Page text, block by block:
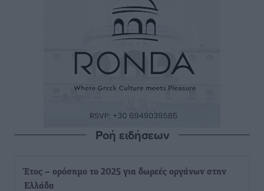
Ροή ειδήσεων
Έτος – ορόσημο το 2025 για δωρεές οργάνων στην
Ελλάδα